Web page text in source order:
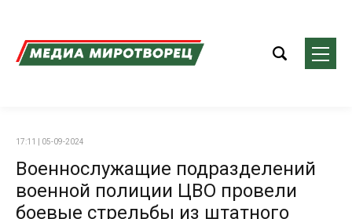
17:11 | 05-09-2024
Военнослужащие подразделений
военной полиции ЦВО провели
боевые стрельбы из штатного